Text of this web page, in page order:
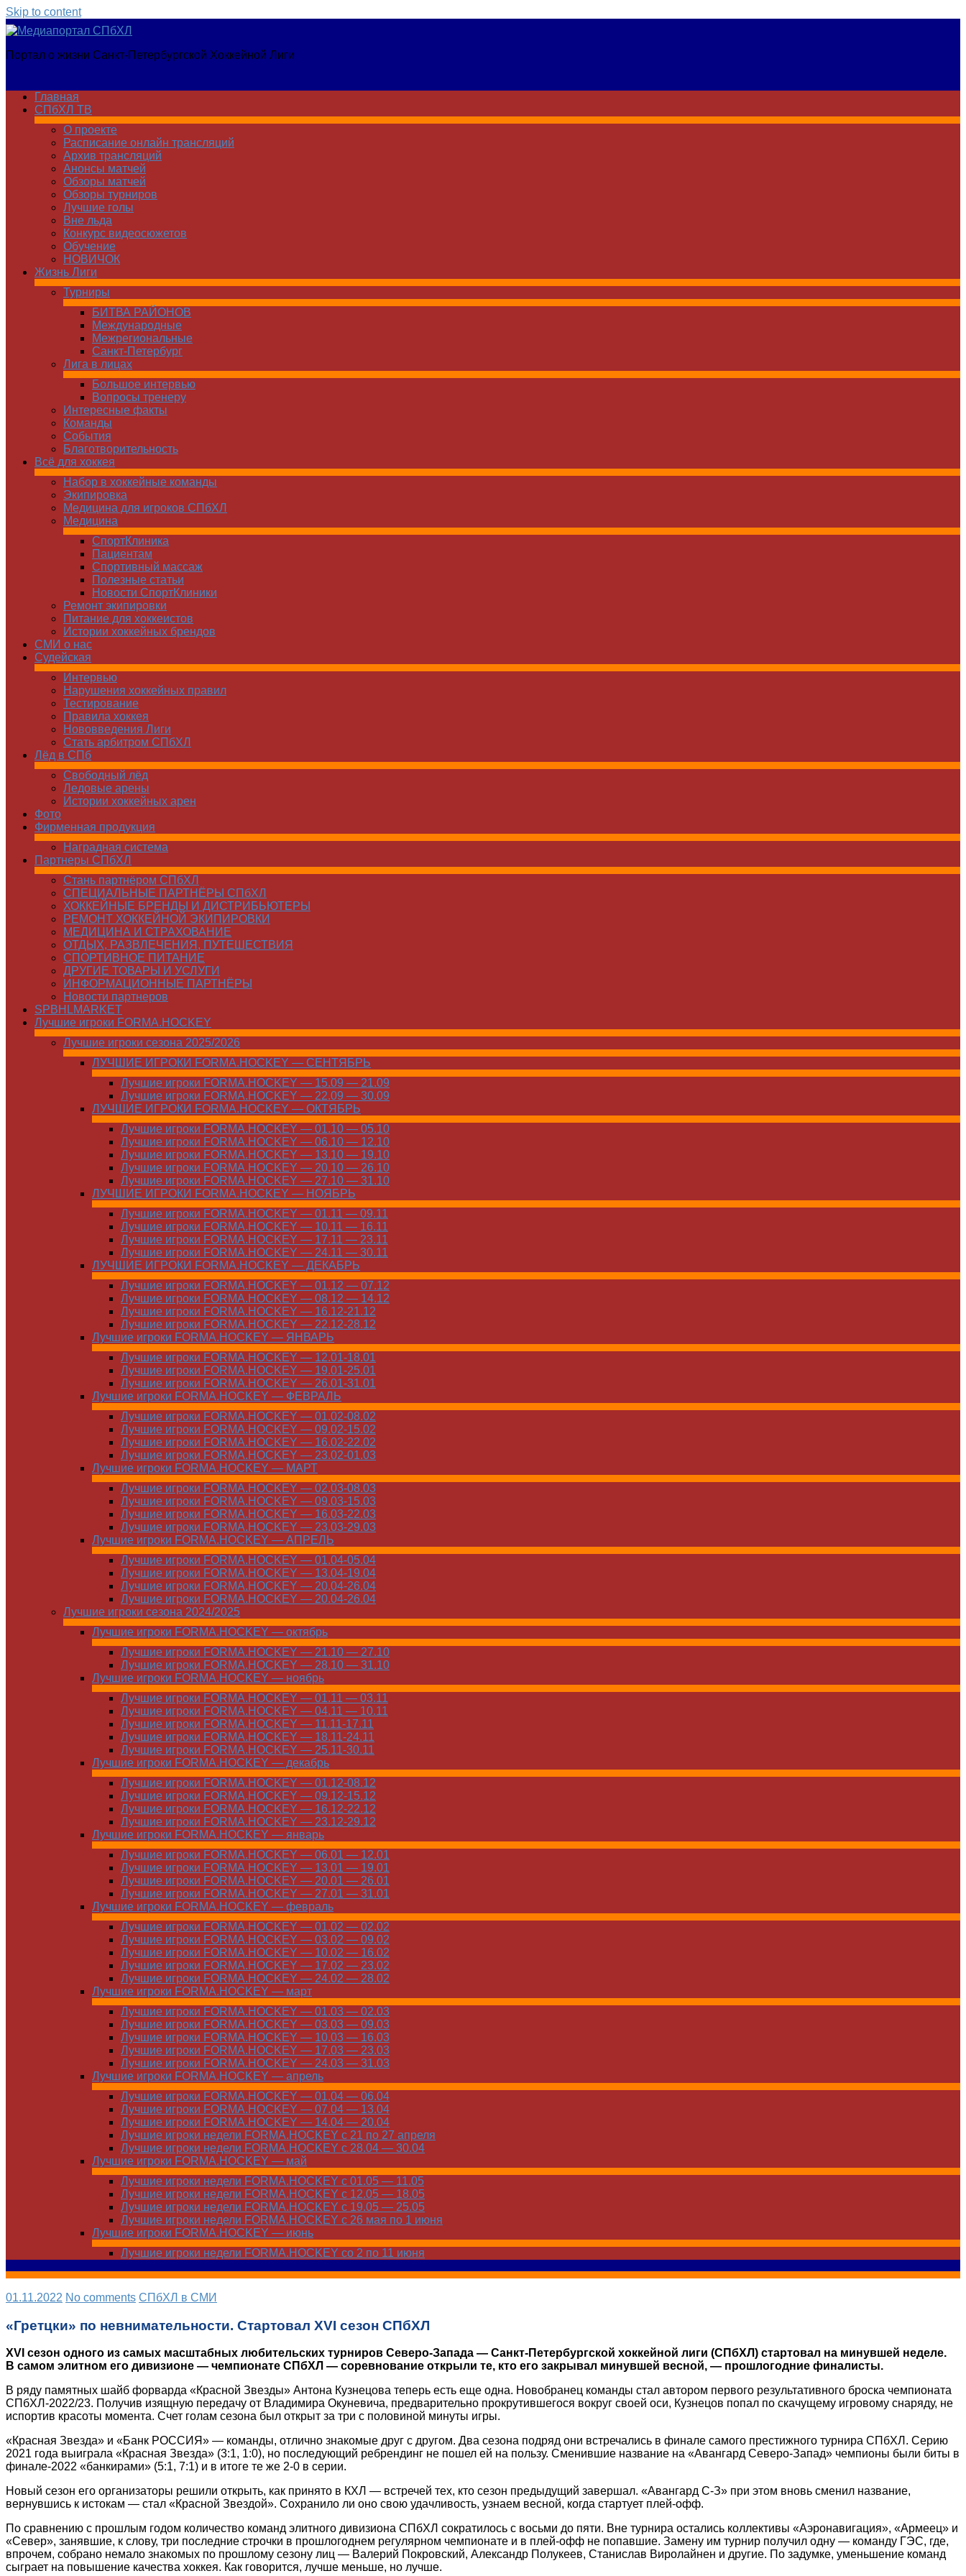
Skip to content
Медиапортал
Портал о жизни Санкт-Петербургской Хоккейной Лиги
Главная
СПбХЛ ТВ
О проекте
Расписание онлайн трансляций
Архив трансляций
Анонсы матчей
Обзоры матчей
Обзоры турниров
Лучшие голы
Вне льда
Конкурс видеосюжетов
Обучение
НОВИЧОК
Жизнь Лиги
Турниры
БИТВА РАЙОНОВ
Международные
Межрегиональные
Санкт-Петербург
Лига в лицах
Большое интервью
Вопросы тренеру
Интересные факты
Команды
Cобытия
Благотворительность
Всё для хоккея
Набор в хоккейные команды
Экипировка
Медицина для игроков СПбХЛ
Медицина
СпортКлиника
Пациентам
Спортивный массаж
Полезные статьи
Новости СпортКлиники
Ремонт экипировки
Питание для хоккеистов
Истории хоккейных брендов
СМИ о нас
Судейская
Интервью
Нарушения хоккейных правил
Тестирование
Правила хоккея
Нововведения Лиги
Стать арбитром СПбХЛ
Лёд в СПб
Свободный лёд
Ледовые арены
Истории хоккейных арен
Фото
Фирменная продукция
Наградная система
Партнеры СПбХЛ
Стань партнёром СПбХЛ
СПЕЦИАЛЬНЫЕ ПАРТНЁРЫ СПбХЛ
ХОККЕЙНЫЕ БРЕНДЫ И ДИСТРИБЬЮТЕРЫ
РЕМОНТ ХОККЕЙНОЙ ЭКИПИРОВКИ
МЕДИЦИНА И СТРАХОВАНИЕ
ОТДЫХ, РАЗВЛЕЧЕНИЯ, ПУТЕШЕСТВИЯ
СПОРТИВНОЕ ПИТАНИЕ
ДРУГИЕ ТОВАРЫ И УСЛУГИ
ИНФОРМАЦИОННЫЕ ПАРТНЁРЫ
Новости партнеров
SPBHLMARKET
Лучшие игроки FORMA.HOCKEY
Лучшие игроки сезона 2025/2026
ЛУЧШИЕ ИГРОКИ FORMA.HOCKEY — СЕНТЯБРЬ
Лучшие игроки FORMA.HOCKEY — 15.09 — 21.09
Лучшие игроки FORMA.HOCKEY — 22.09 — 30.09
ЛУЧШИЕ ИГРОКИ FORMA.HOCKEY — ОКТЯБРЬ
Лучшие игроки FORMA.HOCKEY — 01.10 — 05.10
Лучшие игроки FORMA.HOCKEY — 06.10 — 12.10
Лучшие игроки FORMA.HOCKEY — 13.10 — 19.10
Лучшие игроки FORMA.HOCKEY — 20.10 — 26.10
Лучшие игроки FORMA.HOCKEY — 27.10 — 31.10
ЛУЧШИЕ ИГРОКИ FORMA.HOCKEY — НОЯБРЬ
Лучшие игроки FORMA.HOCKEY — 01.11 — 09.11
Лучшие игроки FORMA.HOCKEY — 10.11 — 16.11
Лучшие игроки FORMA.HOCKEY — 17.11 — 23.11
Лучшие игроки FORMA.HOCKEY — 24.11 — 30.11
ЛУЧШИЕ ИГРОКИ FORMA.HOCKEY — ДЕКАБРЬ
Лучшие игроки FORMA.HOCKEY — 01.12 — 07.12
Лучшие игроки FORMA.HOCKEY — 08.12 — 14.12
Лучшие игроки FORMA.HOCKEY — 16.12-21.12
Лучшие игроки FORMA.HOCKEY — 22.12-28.12
Лучшие игроки FORMA.HOCKEY — ЯНВАРЬ
Лучшие игроки FORMA.HOCKEY — 12.01-18.01
Лучшие игроки FORMA.HOCKEY — 19.01-25.01
Лучшие игроки FORMA.HOCKEY — 26.01-31.01
Лучшие игроки FORMA.HOCKEY — ФЕВРАЛЬ
Лучшие игроки FORMA.HOCKEY — 01.02-08.02
Лучшие игроки FORMA.HOCKEY — 09.02-15.02
Лучшие игроки FORMA.HOCKEY — 16.02-22.02
Лучшие игроки FORMA.HOCKEY — 23.02-01.03
Лучшие игроки FORMA.HOCKEY — МАРТ
Лучшие игроки FORMA.HOCKEY — 02.03-08.03
Лучшие игроки FORMA.HOCKEY — 09.03-15.03
Лучшие игроки FORMA.HOCKEY — 16.03-22.03
Лучшие игроки FORMA.HOCKEY — 23.03-29.03
Лучшие игроки FORMA.HOCKEY — АПРЕЛЬ
Лучшие игроки FORMA.HOCKEY — 01.04-05.04
Лучшие игроки FORMA.HOCKEY — 13.04-19.04
Лучшие игроки FORMA.HOCKEY — 20.04-26.04
Лучшие игроки FORMA.HOCKEY — 20.04-26.04
Лучшие игроки сезона 2024/2025
Лучшие игроки FORMA.HOCKEY — октябрь
Лучшие игроки FORMA.HOCKEY — 21.10 — 27.10
Лучшие игроки FORMA.HOCKEY — 28.10 — 31.10
Лучшие игроки FORMA.HOCKEY — ноябрь
Лучшие игроки FORMA.HOCKEY — 01.11 — 03.11
Лучшие игроки FORMA.HOCKEY — 04.11 — 10.11
Лучшие игроки FORMA.HOCKEY — 11.11-17.11
Лучшие игроки FORMA.HOCKEY — 18.11-24.11
Лучшие игроки FORMA.HOCKEY — 25.11-30.11
Лучшие игроки FORMA.HOCKEY — декабрь
Лучшие игроки FORMA.HOCKEY — 01.12-08.12
Лучшие игроки FORMA.HOCKEY — 09.12-15.12
Лучшие игроки FORMA.HOCKEY — 16.12-22.12
Лучшие игроки FORMA.HOCKEY — 23.12-29.12
Лучшие игроки FORMA.HOCKEY — январь
Лучшие игроки FORMA.HOCKEY — 06.01 — 12.01
Лучшие игроки FORMA.HOCKEY — 13.01 — 19.01
Лучшие игроки FORMA.HOCKEY — 20.01 — 26.01
Лучшие игроки FORMA.HOCKEY — 27.01 — 31.01
Лучшие игроки FORMA.HOCKEY — февраль
Лучшие игроки FORMA.HOCKEY — 01.02 — 02.02
Лучшие игроки FORMA.HOCKEY — 03.02 — 09.02
Лучшие игроки FORMA.HOCKEY — 10.02 — 16.02
Лучшие игроки FORMA.HOCKEY — 17.02 — 23.02
Лучшие игроки FORMA.HOCKEY — 24.02 — 28.02
Лучшие игроки FORMA.HOCKEY — март
Лучшие игроки FORMA.HOCKEY — 01.03 — 02.03
Лучшие игроки FORMA.HOCKEY — 03.03 — 09.03
Лучшие игроки FORMA.HOCKEY — 10.03 — 16.03
Лучшие игроки FORMA.HOCKEY — 17.03 — 23.03
Лучшие игроки FORMA.HOCKEY — 24.03 — 31.03
Лучшие игроки FORMA.HOCKEY — апрель
Лучшие игроки FORMA.HOCKEY — 01.04 — 06.04
Лучшие игроки FORMA.HOCKEY — 07.04 — 13.04
Лучшие игроки FORMA.HOCKEY — 14.04 — 20.04
Лучшие игроки недели FORMA.HOCKEY с 21 по 27 апреля
Лучшие игроки недели FORMA.HOCKEY с 28.04 — 30.04
Лучшие игроки FORMA.HOCKEY — май
Лучшие игроки недели FORMA.HOCKEY с 01.05 — 11.05
Лучшие игроки недели FORMA.HOCKEY с 12.05 — 18.05
Лучшие игроки недели FORMA.HOCKEY с 19.05 — 25.05
Лучшие игроки недели FORMA.HOCKEY с 26 мая по 1 июня
Лучшие игроки FORMA.HOCKEY — июнь
Лучшие игроки недели FORMA.HOCKEY со 2 по 11 июня
01.11.2022 No comments СПбХЛ в СМИ
«Гретцки» по невнимательности. Стартовал XVI сезон СПбХЛ
XVI сезон одного из самых масштабных любительских турниров Северо-Запада — Санкт-Петербургской хоккейной лиги (СПбХЛ) стартовал на минувшей неделе.
В самом элитном его дивизионе — чемпионате СПбХЛ — соревнование открыли те, кто его закрывал минувшей весной, — прошлогодние финалисты.
В ряду памятных шайб форварда «Красной Звезды» Антона Кузнецова теперь есть еще одна. Новобранец команды стал автором первого результативного броска чемпионата
СПбХЛ-2022/23. Получив изящную передачу от Владимира Окуневича, предварительно прокрутившегося вокруг своей оси, Кузнецов попал по скачущему игровому снаряду, не
испортив красоты момента. Счет голам сезона был открыт за три с половиной минуты игры.
«Красная Звезда» и «Банк РОССИЯ» — команды, отлично знакомые друг с другом. Два сезона подряд они встречались в финале самого престижного турнира СПбХЛ. Серию
2021 года выиграла «Красная Звезда» (3:1, 1:0), но последующий ребрендинг не пошел ей на пользу. Сменившие название на «Авангард Северо-Запад» чемпионы были биты в
финале-2022 «банкирами» (5:1, 7:1) и в итоге те же 2-0 в серии.
Новый сезон его организаторы решили открыть, как принято в КХЛ — встречей тех, кто сезон предыдущий завершал. «Авангард С-З» при этом вновь сменил название,
вернувшись к истокам — стал «Красной Звездой». Сохранило ли оно свою удачливость, узнаем весной, когда стартует плей-офф.
По сравнению с прошлым годом количество команд элитного дивизиона СПбХЛ сократилось с восьми до пяти. Вне турнира остались коллективы «Аэронавигация», «Армеец» и
«Север», занявшие, к слову, три последние строчки в прошлогоднем регулярном чемпионате и в плей-офф не попавшие. Замену им турнир получил одну — команду ГЭС, где,
впрочем, собрано немало знакомых по прошлому сезону лиц — Валерий Покровский, Александр Полукеев, Станислав Виролайнен и другие. По задумке, уменьшение команд
сыграет на повышение качества хоккея. Как говорится, лучше меньше, но лучше.